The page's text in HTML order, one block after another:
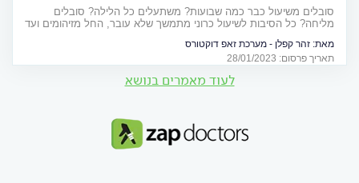
סובלים משיעול כבר כמה שבועות? משתעלים כל הלילה? סובלים
מליחה? כל הסיבות לשיעול כרוני מתמשך שלא עובר, החל מזיהומים ועד
מאת: זהר קפלן - מערכת זאפ דוקטורס
תאריך פרסום: 28/01/2023
לעוד מאמרים בנושא